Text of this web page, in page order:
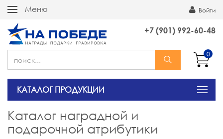
Меню Войти
+7 (901) 992-60-48
0
КАТАЛОГ ПРОДУКЦИИ
Каталог наградной и
подарочной атрибутики